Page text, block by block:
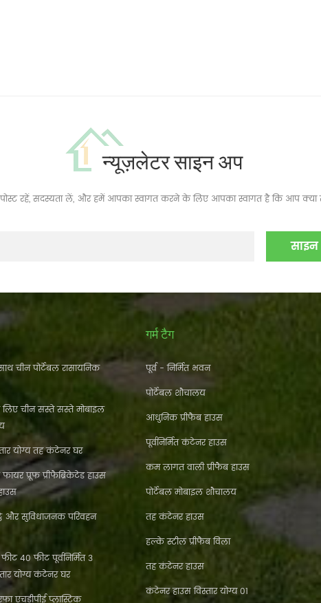
न्यूज़लेटर साइन अप
रहें, सदस्यता लें, और हमें आपका स्वागत करने के लिए आपका स्वागत है कि आप क्या
चीन पोर्टेबल रासायनिक
चीन सस्ते सस्ते मोबाइल
योग्य तह कंटेनर घर
प्रूफ प्रीफैब्रिकेटेड हाउस
और सुविधाजनक परिवहन
40 फीट पूर्वनिर्मित 3
योग्य कंटेनर घर
एचडीपीई प्लास्टिक
गर्म टैग
पूर्व - निर्मित भवन
पोर्टेबल शौचालय
आधुनिक प्रीफैब हाउस
पूर्वनिर्मित कंटेनर हाउस
कम लागत वाली प्रीफैब हाउस
पोर्टेबल मोबाइल शौचालय
तह कंटेनर हाउस
हल्के स्टील प्रीफैब विला
तह कंटेनर हाउस
कंटेनर हाउस विस्तार योग्य 01